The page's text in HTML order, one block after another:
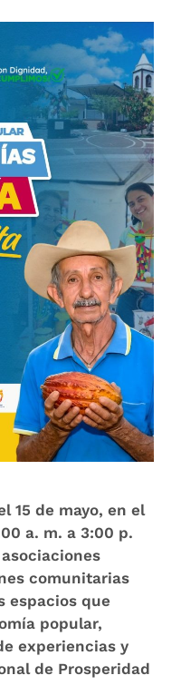
15 de mayo, en el
a. m. a 3:00 p.
comunitarias
espacios que
popular,
experiencias y
de Prosperidad